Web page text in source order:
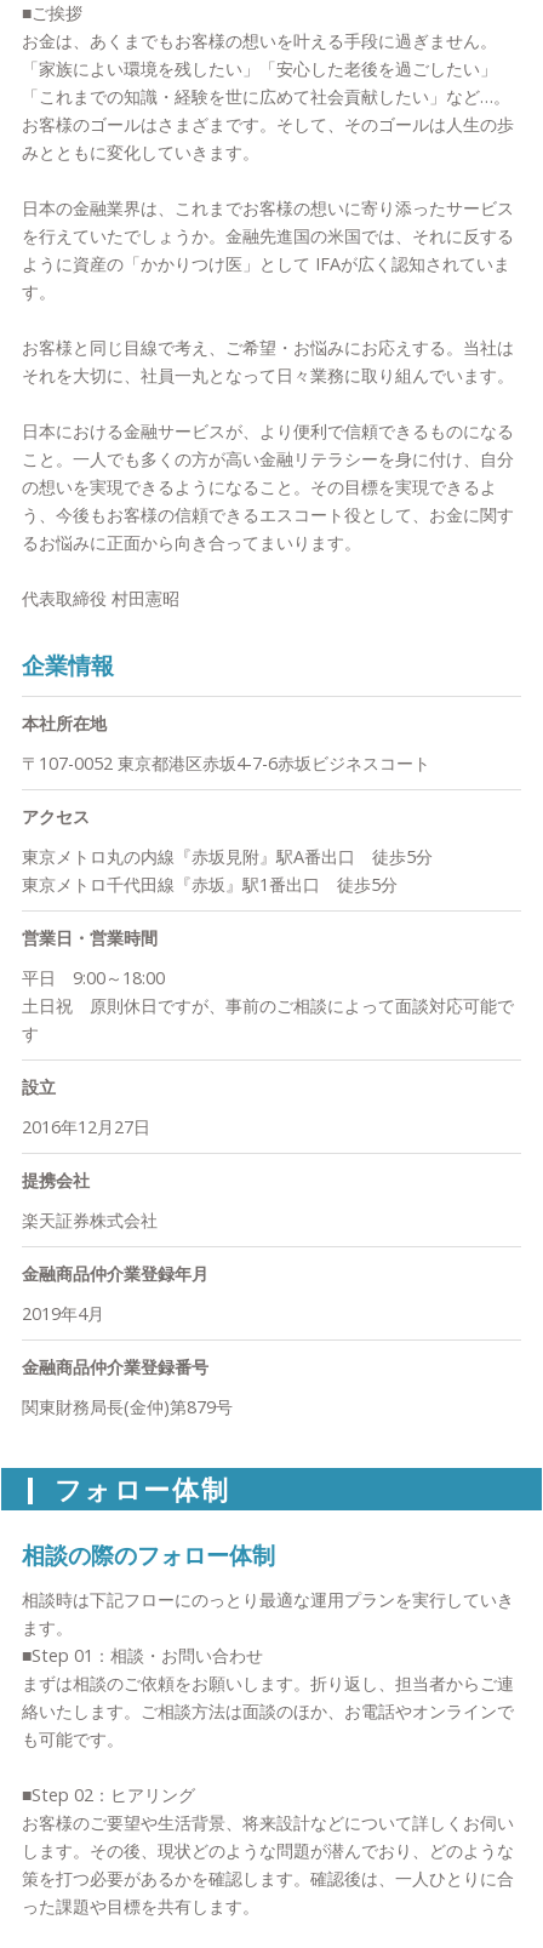
社はそのミッションを果たすため、IFAとして一人ひとりに最適
なライフプランや資産運用法をご提案しております。
FP（ファイナンシャル・プランナー）は欧米にて「医者、弁護
士、FPがいれば幸せな人生が送れる」と言われるほど、人生に必
要な専門職のひとつです。当社はお客様にとって、その言葉通り
てまいります。
■IFAとは？
IFAとはIndependent Financial Advisorの略称であり、独立系フ
社といった金融機関に属さず、独立した立場でお客様にアドバイ
スを行います。海外ではポピュラーな存在ですが、日本では2004
のの、お金などのお悩みを解消に導く重要な専門職のひとつで
す。当社では金融機関の裁量に左右されない、お客様のご要望に
寄り添ったアドバイスで、夢や理想の実現をサポートします。
■当社の特徴1. 安心の生涯担当制
お客様との信頼関係が大切だと考えています。そのため、当社で
用。お客様と相談しながら最善の計画を立て、夢や目標が実現す
きる関係性を築いていけたら幸いです。
■当社の特徴2. 販売手数料（コミッション）に依存しない運営体
制
金融機関の中には販売手数料（コミッション）目当ての運営を行
い、多くの利益を得ようとしているところも少なくありません。
それだけに、短期間で頻繁に売買が行われ、お客様が不利益を被
ってしまうことも。当社では、国内初（※）の資産残高に応じた
手数料体系（フィー）を導入。お客様の同じ目線に立ったうえ
※一般のお客様およびIFAに提供する手数料体系としては国内初で
す（楽天証券調べ）。
■当社の特徴3. 包括的なサービスの実施
プロフェッショナルが、お客様のお悩みに幅広くお応えできる体
制を整えております。不動産、生命保険、損害保険、M&A、専門
士業のご紹介など…。当社がエスコート役として、お客様にとっ
て最適な手段をご案内いたします。
■ご挨拶
お金は、あくまでもお客様の想いを叶える手段に過ぎません。
「家族によい環境を残したい」「安心した老後を過ごしたい」
「これまでの知識・経験を世に広めて社会貢献したい」など…。
お客様のゴールはさまざまです。そして、そのゴールは人生の歩
みとともに変化していきます。
日本の金融業界は、これまでお客様の想いに寄り添ったサービス
を行えていたでしょうか。金融先進国の米国では、それに反する
ように資産の「かかりつけ医」として IFAが広く認知されていま
す。
お客様と同じ目線で考え、ご希望・お悩みにお応えする。当社は
それを大切に、社員一丸となって日々業務に取り組んでいます。
日本における金融サービスが、より便利で信頼できるものになる
こと。一人でも多くの方が高い金融リテラシーを身に付け、自分
の想いを実現できるようになること。その目標を実現できるよ
う、今後もお客様の信頼できるエスコート役として、お金に関す
るお悩みに正面から向き合ってまいります。
代表取締役 村田憲昭
企業情報
本社所在地
〒107-0052 東京都港区赤坂4-7-6赤坂ビジネスコート
アクセス
東京メトロ丸の内線『赤坂見附』駅A番出口 徒歩5分
東京メトロ千代田線『赤坂』駅1番出口 徒歩5分
営業日・営業時間
平日 9:00～18:00
土日祝 原則休日ですが、事前のご相談によって面談対応可能で
す
設立
2016年12月27日
提携会社
楽天証券株式会社
金融商品仲介業登録年月
2019年4月
金融商品仲介業登録番号
関東財務局長(金仲)第879号
フォロー体制
相談の際のフォロー体制
相談時は下記フローにのっとり最適な運用プランを実行していき
ます。
■Step 01：相談・お問い合わせ
まずは相談のご依頼をお願いします。折り返し、担当者からご連
絡いたします。ご相談方法は面談のほか、お電話やオンラインで
も可能です。
■Step 02：ヒアリング
お客様のご要望や生活背景、将来設計などについて詳しくお伺い
します。その後、現状どのような問題が潜んでおり、どのような
策を打つ必要があるかを確認します。確認後は、一人ひとりに合
った課題や目標を共有します。